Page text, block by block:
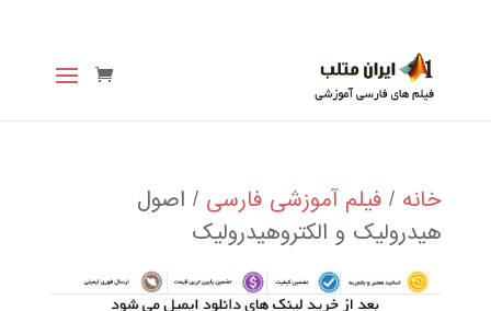
خانه / فیلم آموزشی فارسی / اصول
هیدرولیک و الکتروهیدرولیک